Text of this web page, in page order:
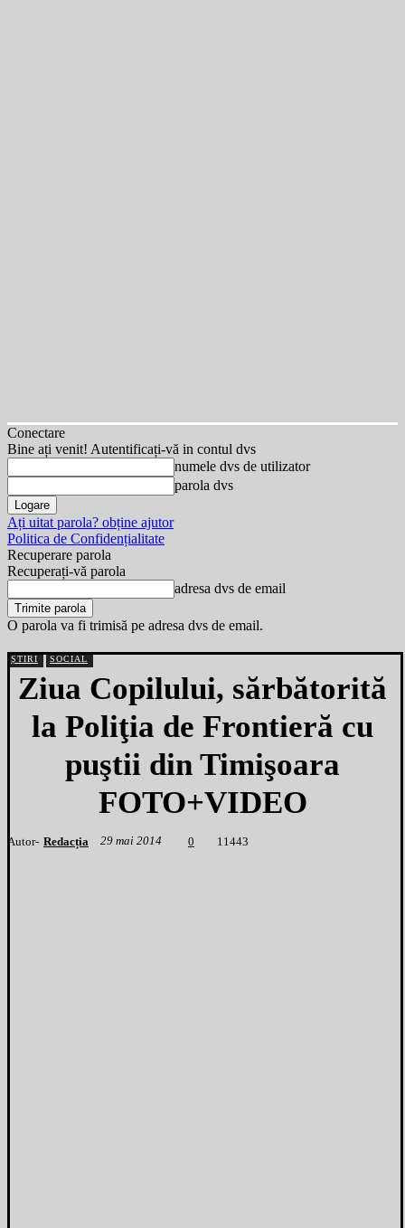
Conectare
Bine ați venit! Autentificați-vă in contul dvs
numele dvs de utilizator
parola dvs
Ați uitat parola? obține ajutor
Politica de Confidențialitate
Recuperare parola
Recuperați-vă parola
adresa dvs de email
O parola va fi trimisă pe adresa dvs de email.
ȘTIRI SOCIAL
Ziua Copilului, sărbătorită
la Poliţia de Frontieră cu
puştii din Timişoara
FOTO+VIDEO
Autor- Redacția 29 mai 2014 0 1 1443